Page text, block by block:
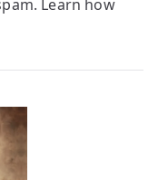
Learn how